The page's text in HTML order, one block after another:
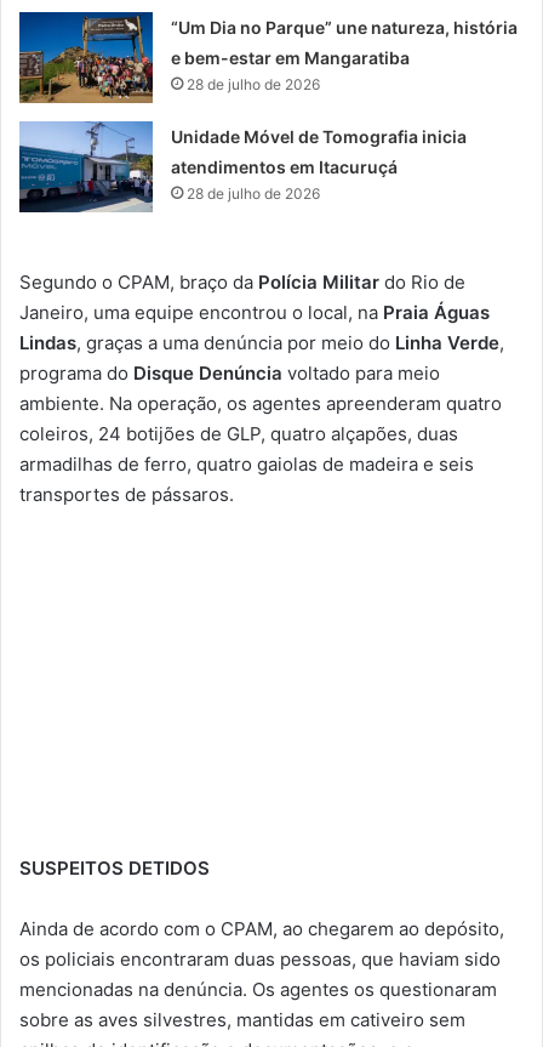
“Um Dia no Parque” une natureza, história
e bem-estar em Mangaratiba
28 de julho de 2026
Unidade Móvel de Tomografia inicia
atendimentos em Itacuruçá
28 de julho de 2026
Segundo o CPAM, braço da Polícia Militar do Rio de
Janeiro, uma equipe encontrou o local, na Praia Águas
Lindas, graças a uma denúncia por meio do Linha Verde,
programa do Disque Denúncia voltado para meio
ambiente. Na operação, os agentes apreenderam quatro
coleiros, 24 botijões de GLP, quatro alçapões, duas
armadilhas de ferro, quatro gaiolas de madeira e seis
transportes de pássaros.
SUSPEITOS DETIDOS
Ainda de acordo com o CPAM, ao chegarem ao depósito,
os policiais encontraram duas pessoas, que haviam sido
mencionadas na denúncia. Os agentes os questionaram
sobre as aves silvestres, mantidas em cativeiro sem